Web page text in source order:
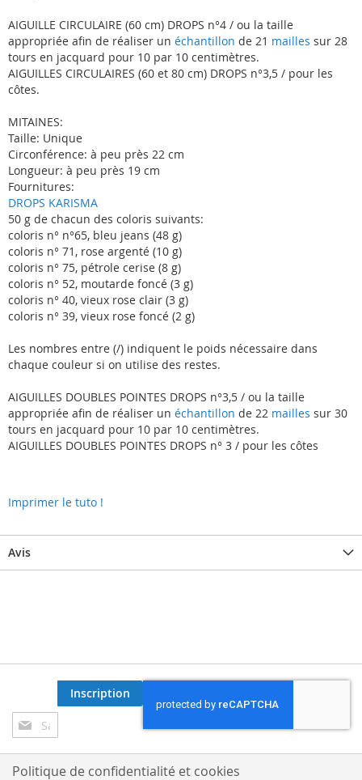
AIGUILLE CIRCULAIRE (60 cm) DROPS n°4 / ou la taille
appropriée afin de réaliser un échantillon de 21 mailles sur 28
tours en jacquard pour 10 par 10 centimètres.
AIGUILLES CIRCULAIRES (60 et 80 cm) DROPS n°3,5 / pour les
côtes.
MITAINES:
Taille: Unique
Circonférence: à peu près 22 cm
Longueur: à peu près 19 cm
Fournitures:
DROPS KARISMA
50 g de chacun des coloris suivants:
coloris n° n°65, bleu jeans (48 g)
coloris n° 71, rose argenté (10 g)
coloris n° 75, pétrole cerise (8 g)
coloris n° 52, moutarde foncé (3 g)
coloris n° 40, vieux rose clair (3 g)
coloris n° 39, vieux rose foncé (2 g)
Les nombres entre (/) indiquent le poids nécessaire dans
chaque couleur si on utilise des restes.
AIGUILLES DOUBLES POINTES DROPS n°3,5 / ou la taille
appropriée afin de réaliser un échantillon de 22 mailles sur 30
tours en jacquard pour 10 par 10 centimètres.
AIGUILLES DOUBLES POINTES DROPS n° 3 / pour les côtes
Imprimer le tuto !
Avis
Inscription
à
notre
lettre
Inscription
Politique de confidentialité et cookies